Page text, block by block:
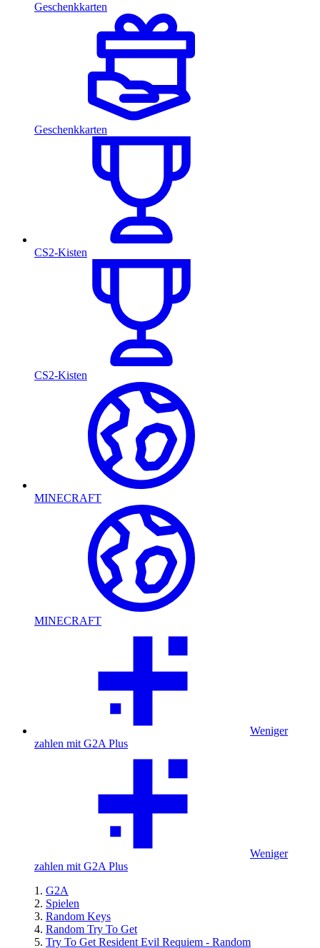
Geschenkkarten
Geschenkkarten
CS2-Kisten
CS2-Kisten
MINECRAFT
MINECRAFT
Weniger
zahlen mit G2A Plus
Weniger
zahlen mit G2A Plus
G2A
Spielen
Random Keys
Random Try To Get
Try To Get Resident Evil Requiem - Random